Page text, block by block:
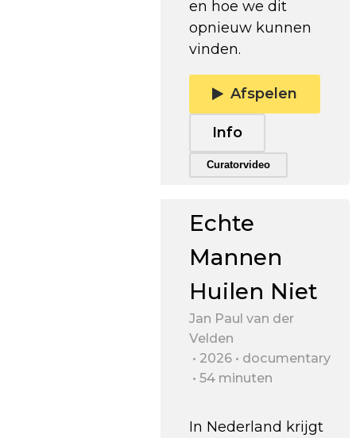
en hoe we dit
opnieuw kunnen
vinden.
Afspelen
Info
Curatorvideo
Echte
Mannen
Huilen Niet
Jan Paul van der
Velden
2026
documentary
54 minuten
In Nederland krijgt